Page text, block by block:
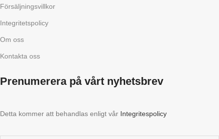
Försäljningsvillkor
Integritetspolicy
Om oss
Kontakta oss
Prenumerera på vårt nyhetsbrev
Detta kommer att behandlas enligt vår Integritespolicy